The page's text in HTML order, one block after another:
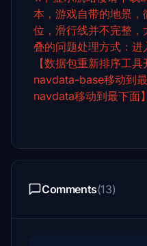
本，游戏自带的地景，
位，滑行线并不完整，
叠的问题处理方式：
【数据包重新排序工
navdata-base移动到
navdata移动到最下面
Comments(13)